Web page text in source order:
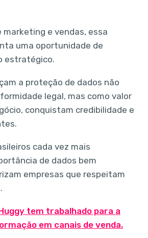
marketing e vendas, essa
uma oportunidade de
estratégico.
a proteção de dados não
legal, mas como valor
conquistam credibilidade e
cada vez mais
de dados bem
empresas que respeitam
tem trabalhado para a
em canais de venda.